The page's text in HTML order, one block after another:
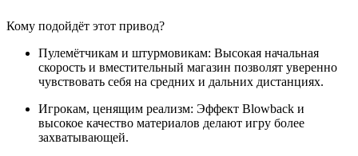
Кому подойдёт этот привод?
Пулемётчикам и штурмовикам: Высокая начальная
скорость и вместительный магазин позволят уверенно
чувствовать себя на средних и дальних дистанциях.
Игрокам, ценящим реализм: Эффект Blowback и
высокое качество материалов делают игру более
захватывающей.